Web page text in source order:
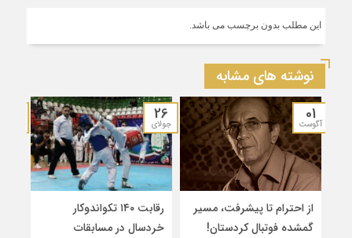
این مطلب بدون برچسب می باشد.
نوشته های مشابه
01
آگوست
از احترام تا پیشرفت، مسیر
گمشده فوتبال کردستان!
26
جولای
رقابت ۱۴۰ تکواندوکار
خردسال در مسابقات